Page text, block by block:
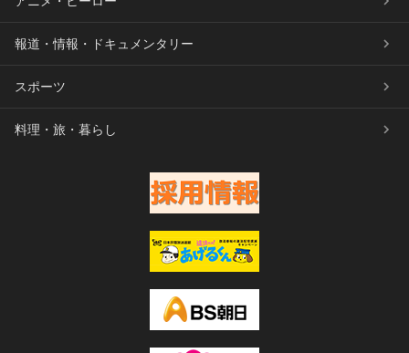
報道・情報・ドキュメンタリー
スポーツ
料理・旅・暮らし